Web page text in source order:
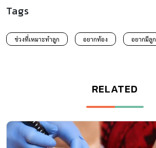
Tags
ช่วงที่เหมาะทำลูก อยากท้อง อยากมีลูก
RELATED